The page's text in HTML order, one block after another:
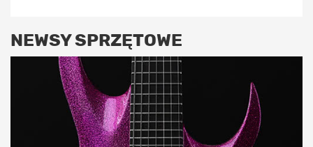
NEWSY SPRZĘTOWE